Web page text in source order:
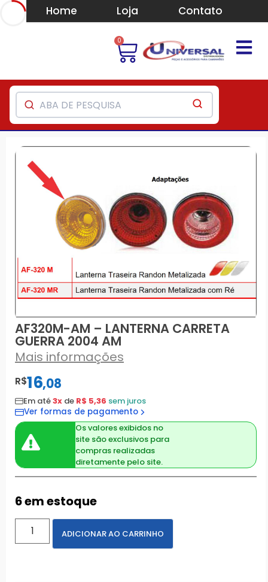
Home Loja Contato
0
AF320M-AM – LANTERNA CARRETA
GUERRA 2004 AM
Mais informações
R$16,08
Em até3x de R$ 5,36 sem juros
Ver formas de pagamento
Os valores exibidos no
site são exclusivos para
compras realizadas
diretamente pelo site.
6 em estoque
ADICIONAR AO CARRINHO